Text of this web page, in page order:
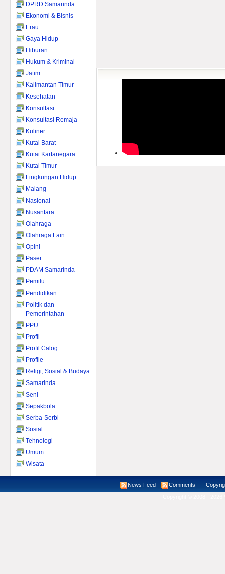
DPRD Samarinda
Ekonomi & Bisnis
Erau
Gaya Hidup
Hiburan
Hukum & Kriminal
Jatim
Kalimantan Timur
Kesehatan
Konsultasi
Konsultasi Remaja
Kuliner
Kutai Barat
Kutai Kartanegara
Kutai Timur
Lingkungan Hidup
Malang
Nasional
Nusantara
Olahraga
Olahraga Lain
Opini
Paser
PDAM Samarinda
Pemilu
Pendidikan
Politik dan
Pemerintahan
PPU
Profil
Profil Calog
Profile
Religi, Sosial & Budaya
Samarinda
Seni
Sepakbola
Serba-Serbi
Sosial
Tehnologi
Umum
Wisata
News Feed Comments Copyright